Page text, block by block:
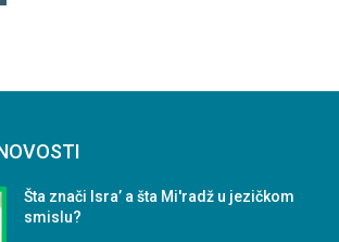
Šta znači Isra’ a šta Mi'radž u jezičkom
smislu?